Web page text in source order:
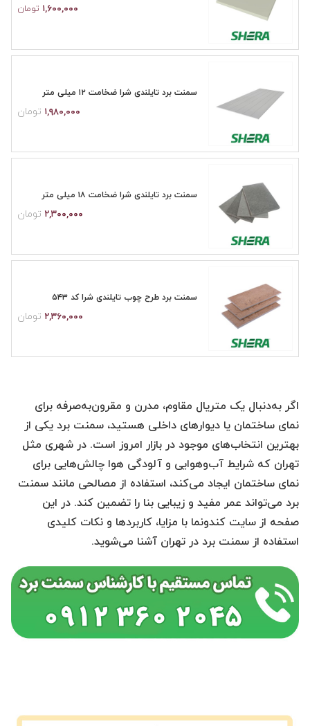
۱,۶۰۰,۰۰۰ تومان
سمنت برد تایلندی شرا ضخامت ۱۲ میلی متر
۱,۹۸۰,۰۰۰ تومان
سمنت برد تایلندی شرا ضخامت ۱۸ میلی متر
۲,۳۰۰,۰۰۰ تومان
سمنت برد طرح چوب تایلندی شرا کد ۵۴۳
۲,۳۶۰,۰۰۰ تومان
اگر به‌دنبال یک متریال مقاوم، مدرن و مقرون‌به‌صرفه برای
نمای ساختمان یا دیوارهای داخلی هستید، سمنت برد یکی از
بهترین انتخاب‌های موجود در بازار امروز است. در شهری مثل
تهران که شرایط آب‌و‌هوایی و آلودگی هوا چالش‌هایی برای
نمای ساختمان ایجاد می‌کند، استفاده از مصالحی مانند سمنت
برد می‌تواند عمر مفید و زیبایی بنا را تضمین کند. در این
صفحه از سایت کندونما با مزایا، کاربردها و نکات کلیدی
استفاده از سمنت برد در تهران آشنا می‌شوید.